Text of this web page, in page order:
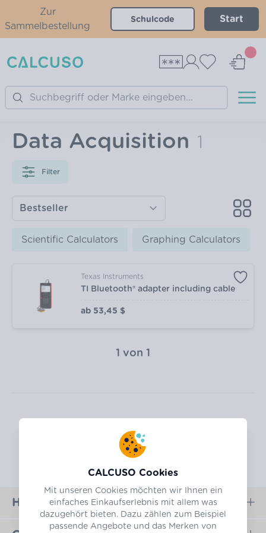
Zur
Sammelbestellung
Start
Search
Data Acquisition 1
Filter
Scientific Calculators Graphing Calculators
Texas Instruments
TI Bluetooth® adapter including cable
ab 53,45 $
1 von 1
Hilfe
CALCUSO Cookies
Mit unseren Cookies möchten wir Ihnen ein
einfaches Einkaufserlebnis mit allem was
dazugehört bieten. Dazu zählen zum Beispiel
passende Angebote und das Merken von